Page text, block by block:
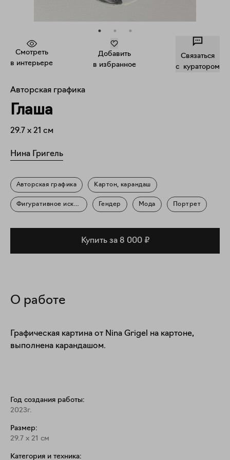
Смотреть
в интерьере
Добавить
в избранное
Связаться
c куратором
Авторская графика
Глаша
29.7 x 21 см
Нина Григель
Авторская графика Картон, карандаш
Фигуративное искусство Гендер Мода Портрет
Купить за 8 000 ₽
О работе
Графическая картина от Nina Grigel на картоне,
выполнена карандашом.
Год создания работы:
2023г.
Размер:
29.7 x 21 см
Категория и техника: